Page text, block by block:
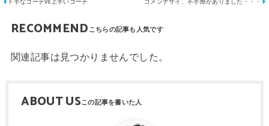
RECOMMEND
関連記事は見つかりませんでした。
ABOUT US